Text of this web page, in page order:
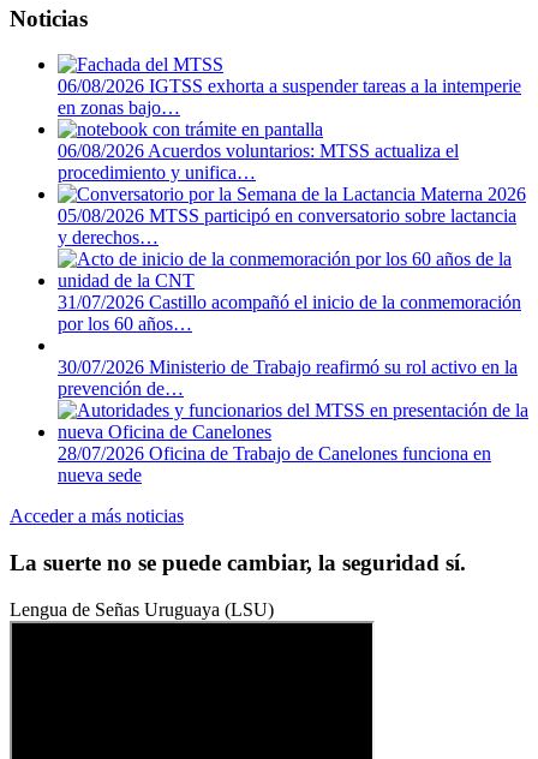
Noticias
06/08/2026 IGTSS exhorta a suspender tareas a la intemperie
en zonas bajo…
06/08/2026 Acuerdos voluntarios: MTSS actualiza el
procedimiento y unifica…
05/08/2026 MTSS participó en conversatorio sobre lactancia
y derechos…
31/07/2026 Castillo acompañó el inicio de la conmemoración
por los 60 años…
30/07/2026 Ministerio de Trabajo reafirmó su rol activo en la
prevención de…
28/07/2026 Oficina de Trabajo de Canelones funciona en
nueva sede
Acceder a más noticias
La suerte no se puede cambiar, la seguridad sí.
Lengua de Señas Uruguaya (LSU)